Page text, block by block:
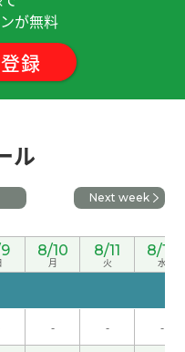
的话题。时间过得
性 )
一是学习新的东
次再见！
。我会慢慢坚持学
见！
が無料
録
ル
Next week
8/10
月
8/11
火
8/12
水
- - -